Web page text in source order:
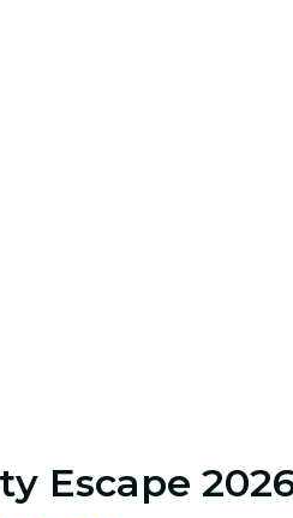
Escape